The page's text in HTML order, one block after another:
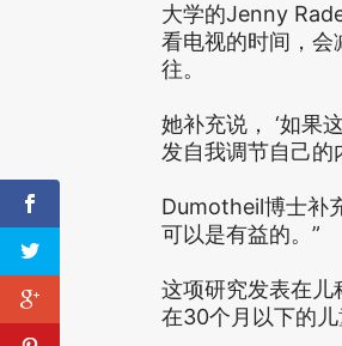
大学的Jenny
看电视的时间，会
往。
她补充说， ‘如果
发自我调节自己的
Dumotheil博士补
可以是有益的。”
这项研究发表在儿
在30个月以下的儿